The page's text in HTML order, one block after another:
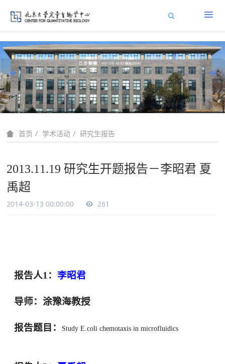
首页 学术活动 研究生报告
2013.11.19 研究生开题报告－李昭君 夏
禹超
2014-03-13 00:00:00 261
报告人1 ：李昭君
导师：涂豫海教授
报告题目： Study E.coli chemotaxis in microfluidics